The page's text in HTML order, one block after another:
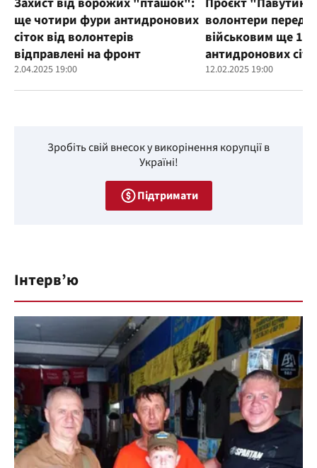
ще чотири фури антидронових
сіток від волонтерів
відправлені на фронт
2.04.2025 19:00
волонтери
військовим ще
антидронових
12.02.2025 19:00
Зробіть свій внесок у викорінення корупції в
Україні!
Підтримати
Інтерв’ю